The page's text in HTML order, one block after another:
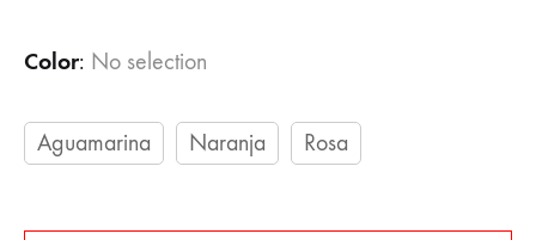
Color: No selection
Aguamarina Naranja Rosa